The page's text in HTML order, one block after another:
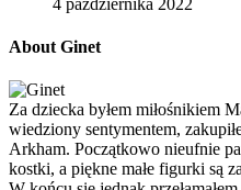
About Ginet
Za dziecka byłem miłośnikiem
wiedziony sentymentem,
Arkham. Początkowo nieufnie
kostki, a piękne małe figurki są